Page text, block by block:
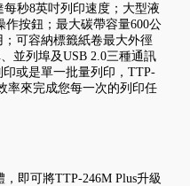
秒8英吋列印速度；大型液
按鈕；最大碳帶容量600公
可容納標籤紙卷最大外徑
並列埠及USB 2.0三種通訊
或是單一批量列印，TTP-
率來完成您每一次的列印任
即可將TTP-246M Plus升級